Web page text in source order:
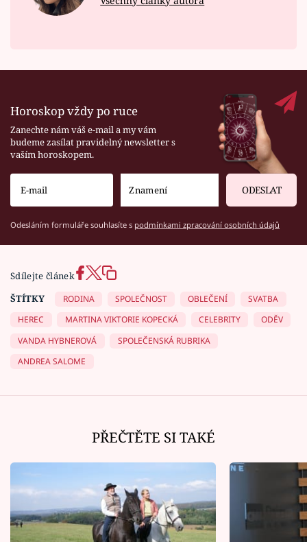
Horoskop vždy po ruce
Zanechte nám váš e-mail a my vám
budeme zasílat pravidelný newsletter s
vaším horoskopem.
ODESLAT
Odesláním formuláře souhlasíte s podmínkami zpracování osobních údajů
Sdílejte článek
ŠTÍTKY
RODINA SPOLEČNOST OBLEČENÍ
SVATBA
HEREC
MARTINA VIKTORIE KOPECKÁ CELEBRITY
ODĚV
VANDA HYBNEROVÁ
SPOLEČENSKÁ RUBRIKA
ANDREA SALOME
PŘEČTĚTE SI TAKÉ